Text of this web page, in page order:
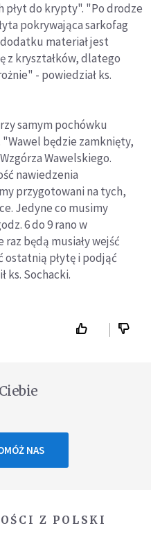
płyt do krypty". "Po drodze
pokrywająca sarkofag
materiał jest
z kryształków, dlatego
- powiedział ks.
samym pochówku
będzie zamknięty,
Wawelskiego.
nawiedzenia
przygotowani na tych,
Jedyne co musimy
6 do 9 rano w
będą musiały wejść
ostatnią płytę i podjąć
ks. Sochacki.
NAS
Z POLSKI